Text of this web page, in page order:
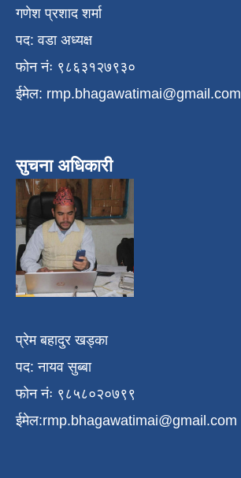
गणेश प्रशाद शर्मा
पद: वडा अध्यक्ष
फोन नंः ९८६३१२७९३०
ईमेल: rmp.bhagawatimai@gmail.com
सुचना अधिकारी
प्रेम बहादुर खड्का
पद: नायव सुब्बा
फोन नंः ९८५८०२०७९९
ईमेल:rmp.bhagawatimai@gmail.com